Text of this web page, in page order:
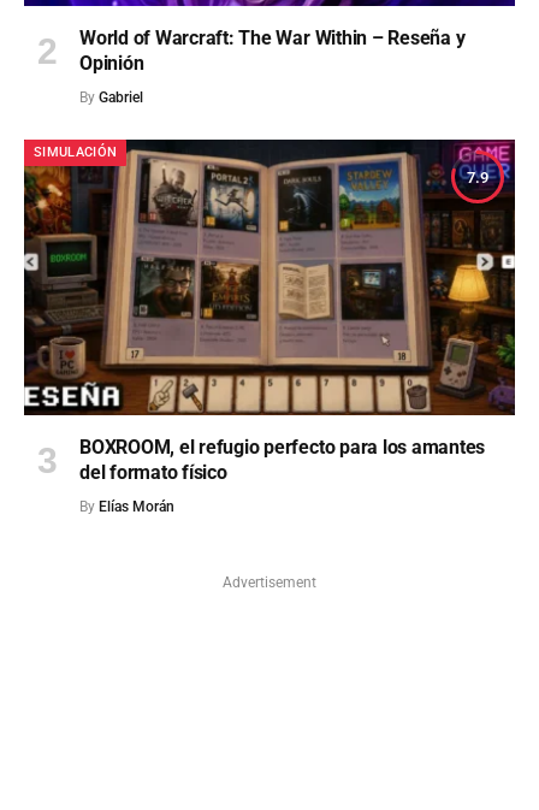
World of Warcraft: The War Within – Reseña y
Opinión
By Gabriel
7.9
SIMULACIÓN
BOXROOM, el refugio perfecto para los amantes
del formato físico
By Elías Morán
Advertisement